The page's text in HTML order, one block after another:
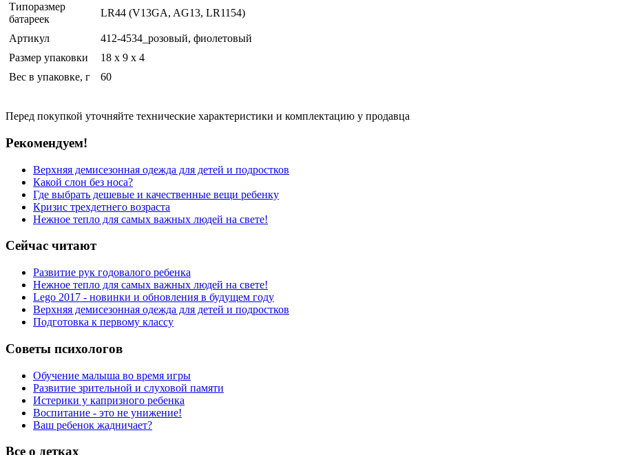
Типоразмер
батареек
LR44 (V13GA, AG13, LR1154)
Артикул
412-4534_розовый, фиолетовый
Размер упаковки
18 x 9 x 4
Вес в упаковке, г
60
Перед покупкой уточняйте технические характеристики и комплектацию у продавца
Рекомендуем!
Верхняя демисезонная одежда для детей и подростков
Какой слон без носа?
Где выбрать дешевые и качественные вещи ребенку
Кризис трехдетнего возраста
Нежное тепло для самых важных людей на свете!
Сейчас читают
Развитие рук годовалого ребенка
Нежное тепло для самых важных людей на свете!
Lego 2017 - новинки и обновления в будущем году
Верхняя демисезонная одежда для детей и подростков
Подготовка к первому классу
Советы психологов
Обучение малыша во время игры
Развитие зрительной и слуховой памяти
Истерики у капризного ребенка
Воспитание - это не унижение!
Ваш ребенок жадничает?
Все о детках